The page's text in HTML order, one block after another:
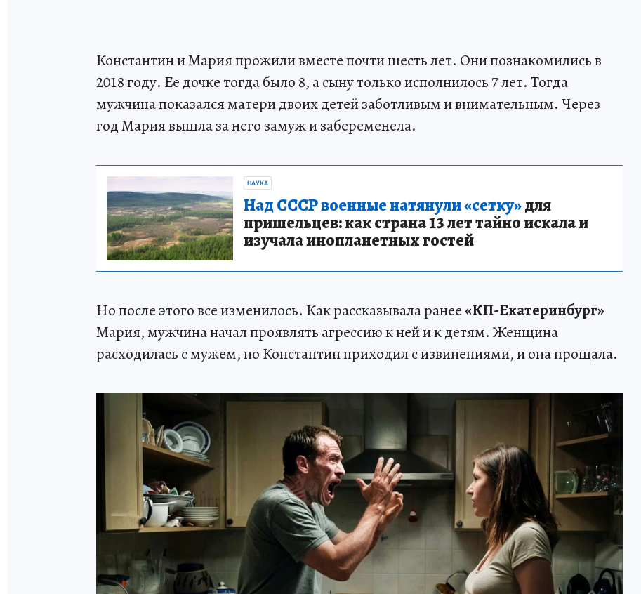
Константин и Мария прожили вместе почти шесть лет. Они познакомились в
2018 году. Ее дочке тогда было 8, а сыну только исполнилось 7 лет. Тогда
мужчина показался матери двоих детей заботливым и внимательным. Через
год Мария вышла за него замуж и забеременела.
НАУКА
Над СССР военные натянули «сетку»для
пришельцев: как страна 13 лет тайно искала и
изучала инопланетных гостей
Но после этого все изменилось. Как рассказывала ранее«КП-Екатеринбург»
Мария, мужчина начал проявлять агрессию к ней и к детям. Женщина
расходилась с мужем, но Константин приходил с извинениями, и она прощала.